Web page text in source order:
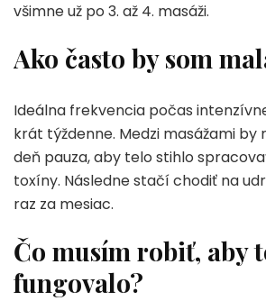
všimne už po 3. až 4. masáži.
Ako často by som
Ideálna frekvencia počas
krát týždenne. Medzi masážami by
deň pauza, aby telo stihlo
toxíny. Následne stačí chodiť na
raz za mesiac.
Čo musím robiť, aby
fungovalo?